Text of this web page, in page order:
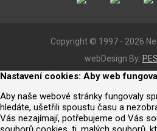
Copyright © 1997 - 2026
webDesign By:
Nastavení cookies: Aby web
Aby naše webové stránky fungovaly
hledáte, ušetřili spoustu času a
Vás nezajímají, potřebujeme od Vás